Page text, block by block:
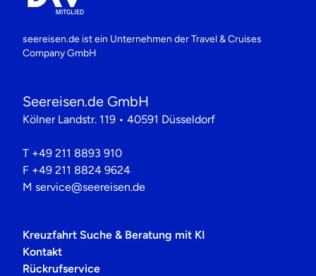
seereisen.de ist ein Unternehmen derTravel & Cruises
Company GmbH
Seereisen.de GmbH
Kölner Landstr. 119 • 40591 Düsseldorf
T +49 211 8893 910
F +49 211 8824 9624
M service@seereisen.de
Kreuzfahrt Suche & Beratung mit KI
Kontakt
Rückrufservice